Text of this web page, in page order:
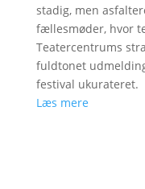
stadig, men
fællesmøder, hvor
Teatercentrums
fuldtonet
festival ukurateret.
Læs mere